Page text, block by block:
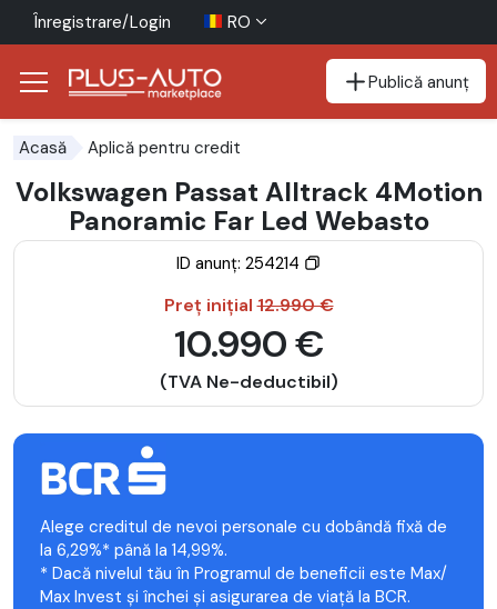
Înregistrare/Login RO
Publică anunț
Acasă Aplică pentru credit
Volkswagen Passat Alltrack 4Motion
Panoramic Far Led Webasto
ID anunț: 254214
Preț inițial12.990 €
10.990 €
(TVA Ne-deductibil)
Alege creditul de nevoi personale cu dobândă fixă de
la 6,29%* până la 14,99%.
* Dacă nivelul tău în Programul de beneficii este Max/
Max Invest și închei și asigurarea de viață la BCR.